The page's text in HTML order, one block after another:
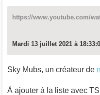
https://www.youtube.com/
Mardi 13 juillet 2021 à
Sky Mubs, un créateur de
À ajouter à la liste avec